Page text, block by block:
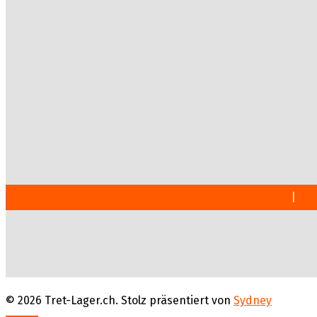
© 2026 Tret-Lager.ch. Stolz präsentiert von Sydney